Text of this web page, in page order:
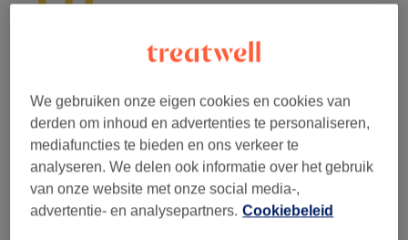
Hygiëne
Medewerkers
We gebruiken onze eigen cookies en cookies van
derden om inhoud en advertenties te personaliseren,
mediafuncties te bieden en ons verkeer te
analyseren. We delen ook informatie over het gebruik
van onze website met onze social media-,
advertentie- en analysepartners. Cookiebeleid